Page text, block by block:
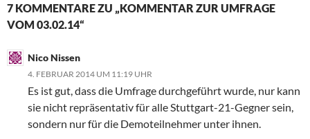
7 KOMMENTARE ZU „KOMMENTAR ZUR UMFRAGE
VOM 03.02.14“
Nico Nissen
4. FEBRUAR 2014 UM 11:19 UHR
Es ist gut, dass die Umfrage durchgeführt wurde, nur kann
sie nicht repräsentativ für alle Stuttgart-21-Gegner sein,
sondern nur für die Demoteilnehmer unter ihnen.